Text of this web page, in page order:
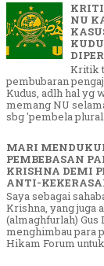
NU
Kritik
pembubaran
Kudus, adlh hal yg
memang NU
sbg 'pembela
MARI
PEMBEBASAN
KRISHNA DEMI
ANTI-
Saya sebagai
Krishna, yang juga
(almaghfurlah) Gus
menghimbau para
Hikam Forum